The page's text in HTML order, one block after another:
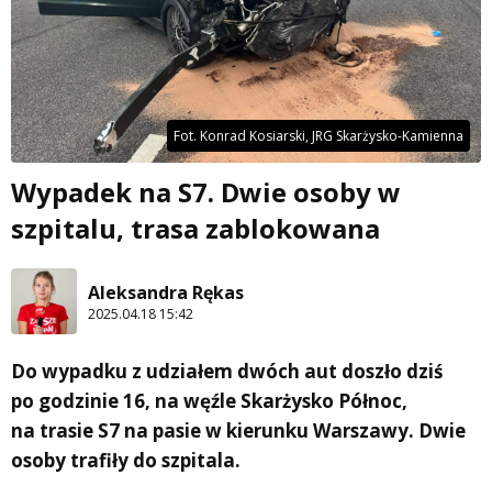
Fot. Konrad Kosiarski, JRG Skarżysko-Kamienna
Wypadek na S7. Dwie osoby w
szpitalu, trasa zablokowana
Aleksandra Rękas
2025.04.18 15:42
Do wypadku z udziałem dwóch aut doszło dziś
po godzinie 16, na węźle Skarżysko Północ,
na trasie S7 na pasie w kierunku Warszawy. Dwie
osoby trafiły do szpitala.